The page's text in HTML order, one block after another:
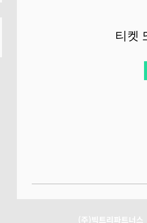
티켓
(주)빅트리파트너스